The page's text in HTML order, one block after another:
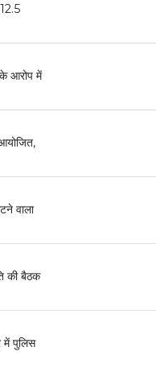
आरोप में
वाला
की बैठक
में पुलिस